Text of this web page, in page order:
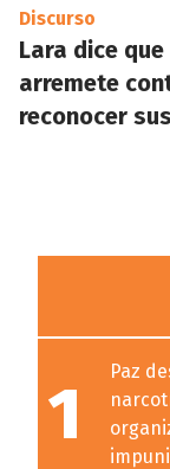
Discurso
Lara dice
arremete
reconocer
1
Paz